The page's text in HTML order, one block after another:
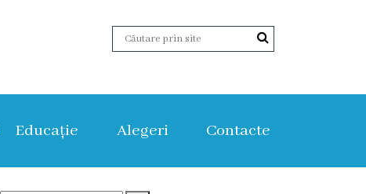
Educație Alegeri Contacte